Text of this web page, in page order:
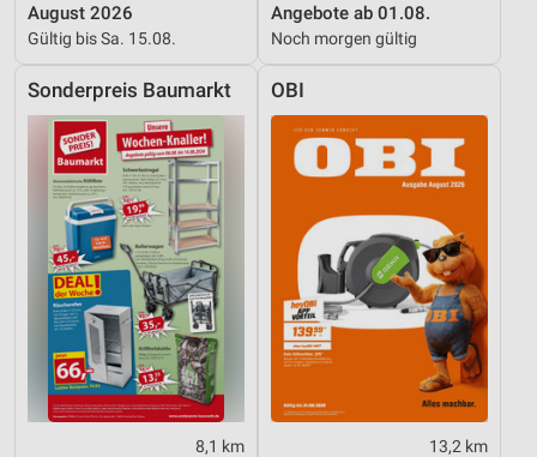
August 2026
Gültig bis Sa. 15.08.
Angebote ab 01.08.
Noch morgen gültig
Sonderpreis Baumarkt
8,1 km
OBI
13,2 km